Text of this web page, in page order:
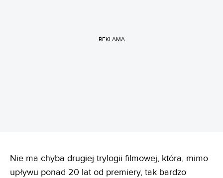
REKLAMA
Nie ma chyba drugiej trylogii filmowej, która, mimo
upływu ponad 20 lat od premiery, tak bardzo